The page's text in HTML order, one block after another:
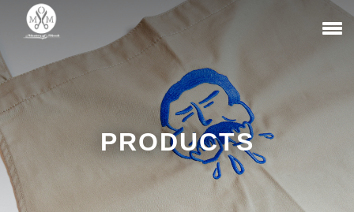
PRODUCTS